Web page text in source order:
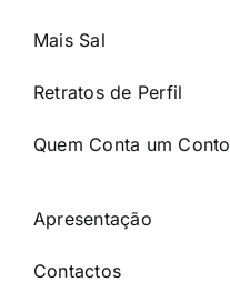
Mais Sal
Retratos de Perfil
Quem Conta um Conto
Apresentação
Contactos